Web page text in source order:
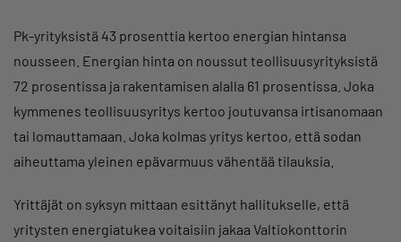
Pk-yrityksistä 43 prosenttia kertoo energian hintansa
nousseen. Energian hinta on noussut teollisuusyrityksistä
72 prosentissa ja rakentamisen alalla 61 prosentissa. Joka
kymmenes teollisuusyritys kertoo joutuvansa irtisanomaan
tai lomauttamaan. Joka kolmas yritys kertoo, että sodan
aiheuttama yleinen epävarmuus vähentää tilauksia.
Yrittäjät on syksyn mittaan esittänyt hallitukselle, että
yritysten energiatukea voitaisiin jakaa Valtiokonttorin